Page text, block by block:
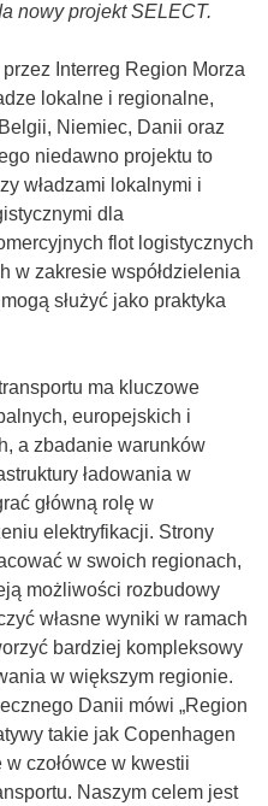
nowy projekt SELECT.
Interreg Region Morza
lokalne i regionalne,
Niemiec, Danii oraz
niedawno projektu to
władzami lokalnymi i
dla
flot logistycznych
w zakresie współdzielenia
służyć jako praktyka
ma kluczowe
europejskich i
a zbadanie warunków
ładowania w
główną rolę w
elektryfikacji. Strony
w swoich regionach,
możliwości rozbudowy
własne wyniki w ramach
bardziej kompleksowy
w większym regionie.
Danii mówi „Region
takie jak Copenhagen
czołówce w kwestii
Naszym celem jest